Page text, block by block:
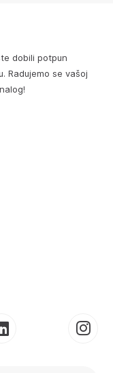
dobili potpun
Radujemo se vašoj